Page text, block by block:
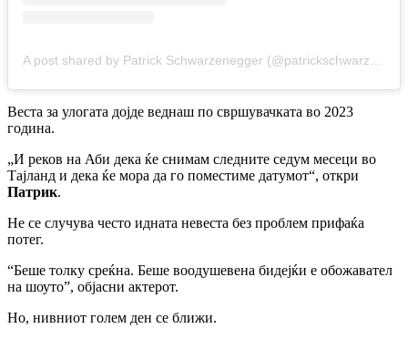
Веста за улогата дојде веднаш по свршувачката во 2023
година.
„И реков на Аби дека ќе снимам следните седум месеци во
Тајланд и дека ќе мора да го поместиме датумот“, откри
Патрик.
Не се случува често идната невеста без проблем прифаќа
потег.
“Беше толку среќна. Беше воодушевена бидејќи е обожавател
на шоуто”, објасни актерот.
Но, нивниот голем ден се ближи.